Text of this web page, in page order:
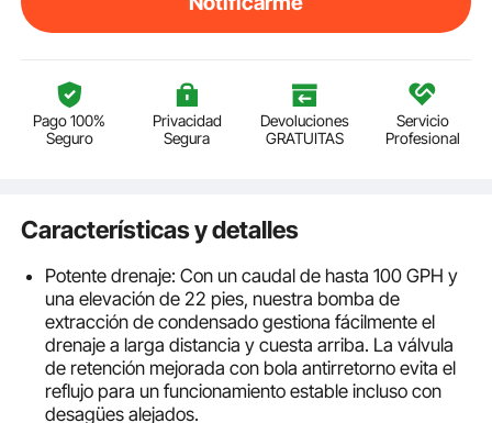
Pago 100%
Seguro
Privacidad
Segura
Devoluciones
GRATUITAS
Servicio
Profesional
Características y detalles
Potente drenaje: Con un caudal de hasta 100 GPH y
una elevación de 22 pies, nuestra bomba de
extracción de condensado gestiona fácilmente el
drenaje a larga distancia y cuesta arriba. La válvula
de retención mejorada con bola antirretorno evita el
reflujo para un funcionamiento estable incluso con
desagües alejados.